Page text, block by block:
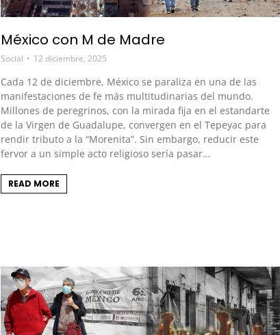
México con M de Madre
Social 12 diciembre, 2025
Cada 12 de diciembre, México se paraliza en una de las
manifestaciones de fe más multitudinarias del mundo.
Millones de peregrinos, con la mirada fija en el estandarte
de la Virgen de Guadalupe, convergen en el Tepeyac para
rendir tributo a la “Morenita”. Sin embargo, reducir este
fervor a un simple acto religioso sería pasar…
READ MORE